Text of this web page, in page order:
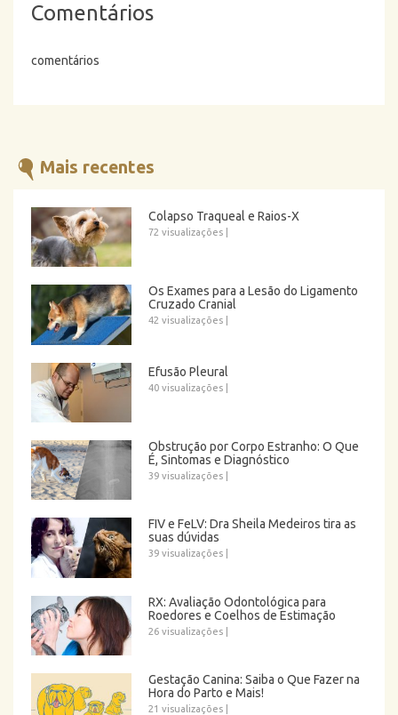
Comentários
comentários
Mais recentes
Colapso Traqueal e Raios-X
72 visualizações
Os Exames para a Lesão do Ligamento
Cruzado Cranial
42 visualizações
Efusão Pleural
40 visualizações
Obstrução por Corpo Estranho: O Que
É, Sintomas e Diagnóstico
39 visualizações
FIV e FeLV: Dra Sheila Medeiros tira as
suas dúvidas
39 visualizações
RX: Avaliação Odontológica para
Roedores e Coelhos de Estimação
26 visualizações
Gestação Canina: Saiba o Que Fazer na
Hora do Parto e Mais!
21 visualizações